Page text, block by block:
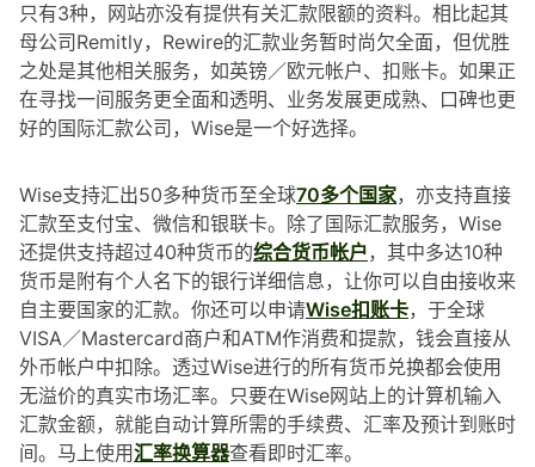
只有3种，网站亦没有提供有关汇款限额的资料。相比起其
母公司Remitly，Rewire的汇款业务暂时尚欠全面，但优胜
之处是其他相关服务，如英镑／欧元帐户、扣账卡。如果正
在寻找一间服务更全面和透明、业务发展更成熟、口碑也更
好的国际汇款公司，Wise是一个好选择。
Wise支持汇出50多种货币至全球70多个国家，亦支持直接
汇款至支付宝、微信和银联卡。除了国际汇款服务，Wise
还提供支持超过40种货币的综合货币帐户，其中多达10种
货币是附有个人名下的银行详细信息，让你可以自由接收来
自主要国家的汇款。你还可以申请Wise扣账卡，于全球
VISA／Mastercard商户和ATM作消费和提款，钱会直接从
外币帐户中扣除。透过Wise进行的所有货币兑换都会使用
无溢价的真实市场汇率。只要在Wise网站上的计算机输入
汇款金额，就能自动计算所需的手续费、汇率及预计到账时
间。马上使用汇率换算器查看即时汇率。